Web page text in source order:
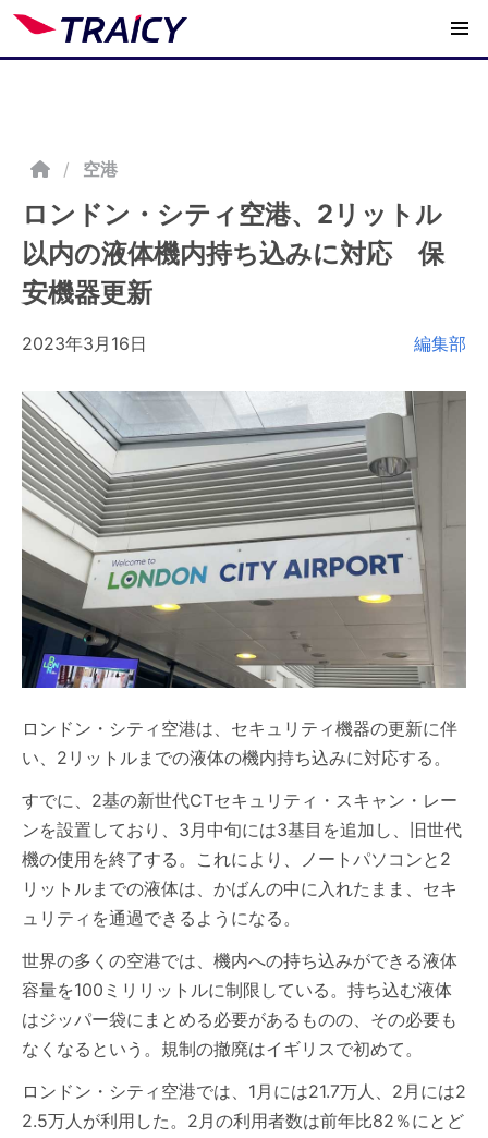
/ 空港
ロンドン・シティ空港、2リットル
以内の液体機内持ち込みに対応 保
安機器更新
2023年3月16日 編集部
ロンドン・シティ空港は、セキュリティ機器の更新に伴
い、2リットルまでの液体の機内持ち込みに対応する。
すでに、2基の新世代CTセキュリティ・スキャン・レー
ンを設置しており、3月中旬には3基目を追加し、旧世代
機の使用を終了する。これにより、ノートパソコンと2
リットルまでの液体は、かばんの中に入れたまま、セキ
ュリティを通過できるようになる。
世界の多くの空港では、機内への持ち込みができる液体
容量を100ミリリットルに制限している。持ち込む液体
はジッパー袋にまとめる必要があるものの、その必要も
なくなるという。規制の撤廃はイギリスで初めて。
ロンドン・シティ空港では、1月には21.7万人、2月には2
2.5万人が利用した。2月の利用者数は前年比82％にとど